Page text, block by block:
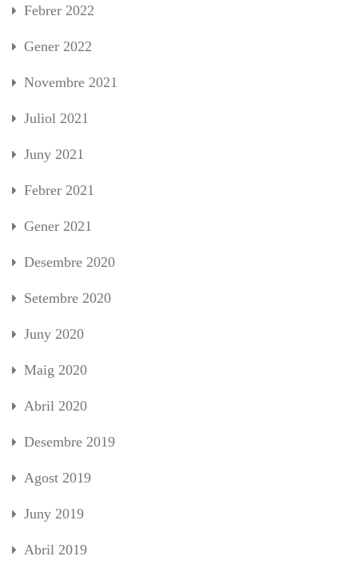
Febrer 2022
Gener 2022
Novembre 2021
Juliol 2021
Juny 2021
Febrer 2021
Gener 2021
Desembre 2020
Setembre 2020
Juny 2020
Maig 2020
Abril 2020
Desembre 2019
Agost 2019
Juny 2019
Abril 2019